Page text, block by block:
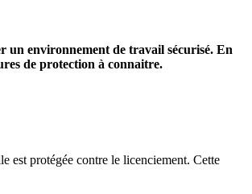
un environnement de travail sécurisé. En
de protection à connaitre.
est protégée contre le licenciement. Cette